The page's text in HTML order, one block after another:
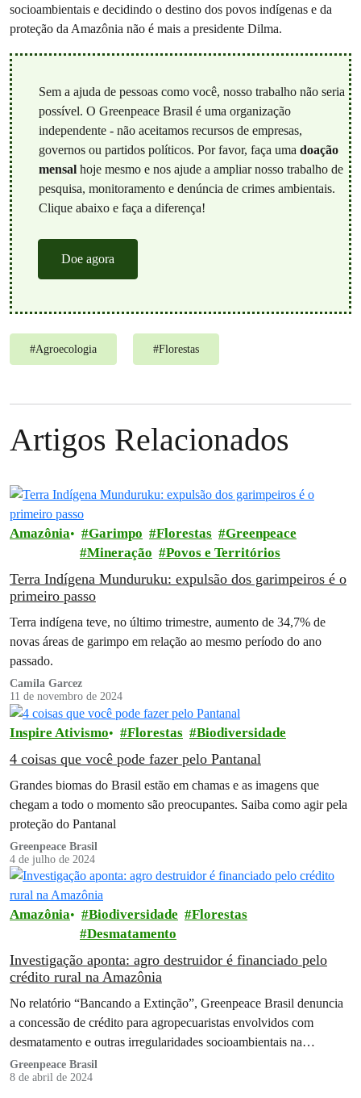
socioambientais e decidindo o destino dos povos indígenas e da
proteção da Amazônia não é mais a presidente Dilma.
Sem a ajuda de pessoas como você, nosso trabalho não seria
possível. O Greenpeace Brasil é uma organização
independente - não aceitamos recursos de empresas,
governos ou partidos políticos. Por favor, faça uma doação
mensalhoje mesmo e nos ajude a ampliar nosso trabalho de
pesquisa, monitoramento e denúncia de crimes ambientais.
Clique abaixo e faça a diferença!
Doe agora
#Agroecologia #Florestas
Artigos Relacionados
Amazônia Garimpo Florestas
Greenpeace
Mineração
Povos e Territórios
Terra Indígena Munduruku: expulsão dos garimpeiros é o
primeiro passo
Terra indígena teve, no último trimestre, aumento de 34,7% de
novas áreas de garimpo em relação ao mesmo período do ano
passado.
Camila Garcez
11 de novembro de 2024
Inspire Ativismo Florestas Biodiversidade
4 coisas que você pode fazer pelo Pantanal
Grandes biomas do Brasil estão em chamas e as imagens que
chegam a todo o momento são preocupantes. Saiba como agir pela
proteção do Pantanal
Greenpeace Brasil
4 de julho de 2024
Amazônia Biodiversidade
Florestas
Desmatamento
Investigação aponta: agro destruidor é financiado pelo
crédito rural na Amazônia
No relatório “Bancando a Extinção”, Greenpeace Brasil denuncia
a concessão de crédito para agropecuaristas envolvidos com
desmatamento e outras irregularidades socioambientais na
Amazônia
Greenpeace Brasil
8 de abril de 2024